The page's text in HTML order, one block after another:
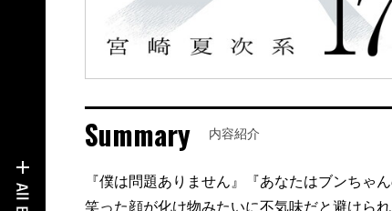
Summary 内容紹介
『僕は問題ありません』『あなたはブンちゃ
笑った顔が化け物みたいに不気味だと避けら